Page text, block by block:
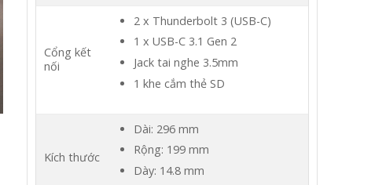
Cổng kết
nối
2 x Thunderbolt 3 (USB-C)
1 x USB-C 3.1 Gen 2
Jack tai nghe 3.5mm
1 khe cắm thẻ SD
Kích thước
Dài: 296 mm
Rộng: 199 mm
Dày: 14.8 mm